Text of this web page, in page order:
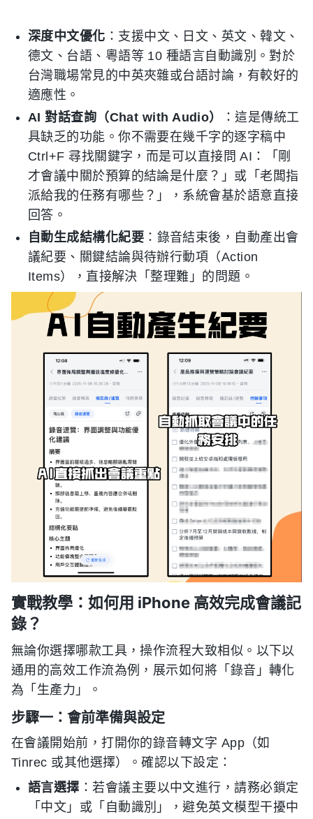
深度中文優化 ：支援中文、日文、英文、韓文、
德文、台語、粵語等 10 種語言自動識別。對於
台灣職場常見的中英夾雜或台語討論，有較好的
適應性。
AI 對話查詢（Chat with Audio）
：這是傳統工
具缺乏的功能。你不需要在幾千字的逐字稿中
Ctrl+F 尋找關鍵字，而是可以直接問 AI：「剛
才會議中關於預算的結論是什麼？」或「老闆指
派給我的任務有哪些？」，系統會基於語意直接
回答。
自動生成結構化紀要 ：錄音結束後，自動產出會
議紀要、關鍵結論與待辦行動項（Action
Items），直接解決「整理難」的問題。
實戰教學：如何用 iPhone 高效完成會議記
錄？
無論你選擇哪款工具，操作流程大致相似。以下以
通用的高效工作流為例，展示如何將「錄音」轉化
為「生產力」。
步驟一：會前準備與設定
在會議開始前，打開你的錄音轉文字 App（如
Tinrec 或其他選擇）。確認以下設定：
語言選擇 ：若會議主要以中文進行，請務必鎖定
「中文」或「自動識別」，避免英文模型干擾中